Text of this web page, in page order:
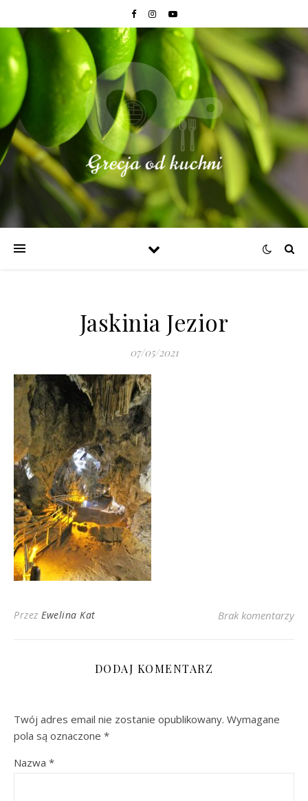
Jaskinia Jezior
07/05/2021
Przez Ewelina Kat Brak komentarzy
DODAJ KOMENTARZ
Twój adres email nie zostanie opublikowany. Wymagane
pola są oznaczone *
Nazwa *